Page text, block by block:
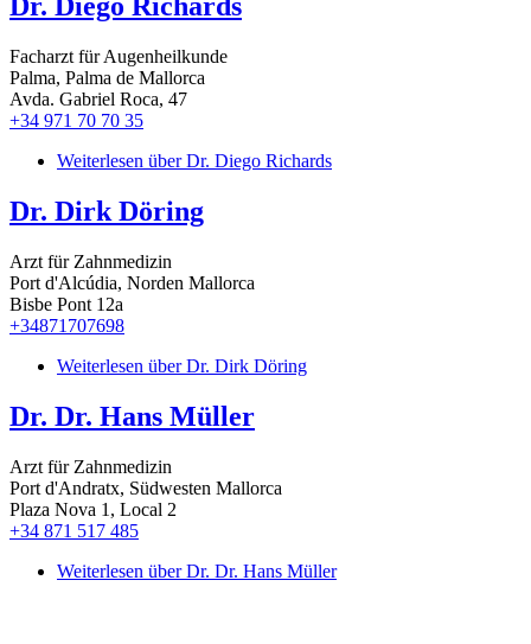
Dr. Diego Richards
Facharzt für Augenheilkunde
Palma, Palma de Mallorca
Avda. Gabriel Roca, 47
+34 971 70 70 35
Weiterlesen über Dr. Diego Richards
Dr. Dirk Döring
Arzt für Zahnmedizin
Port d'Alcúdia, Norden Mallorca
Bisbe Pont 12a
+34871707698
Weiterlesen über Dr. Dirk Döring
Dr. Dr. Hans Müller
Arzt für Zahnmedizin
Port d'Andratx, Südwesten Mallorca
Plaza Nova 1, Local 2
+34 871 517 485
Weiterlesen über Dr. Dr. Hans Müller